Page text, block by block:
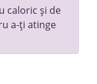
caloric și de
a-ți atinge